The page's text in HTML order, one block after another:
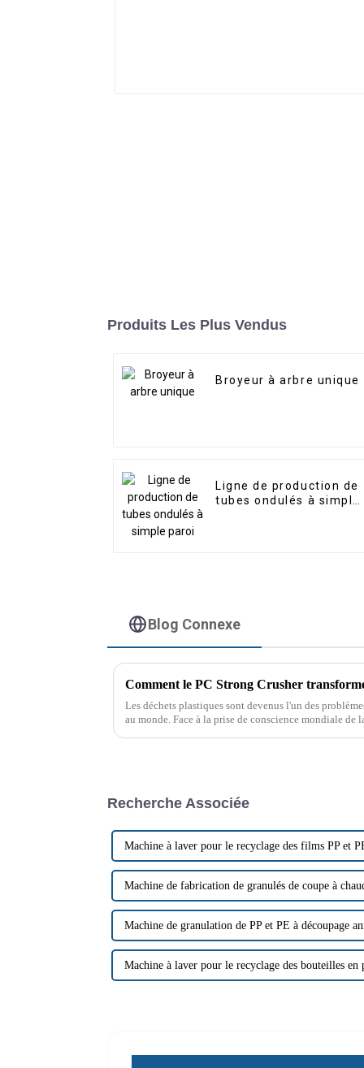
Produits Les Plus Vendus
Broyeur à arbre unique
Ligne de production de
tubes ondulés à simple
Blog Connexe
Comment le PC Strong Crusher
Les déchets plastiques sont devenus l'un des
au monde. Face à la prise de conscience mondiale de
Recherche Associée
Machine à laver pour le recyclage des films PP et
Machine de fabrication de granulés de coupe à
Machine de granulation de PP et PE à découpage
Machine à laver pour le recyclage des bouteilles en